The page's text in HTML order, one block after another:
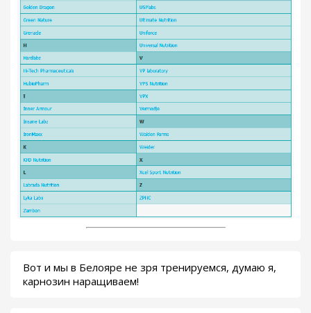
Вот и мы в Белояре не зря тренируемся, думаю я,
карнозин наращиваем!